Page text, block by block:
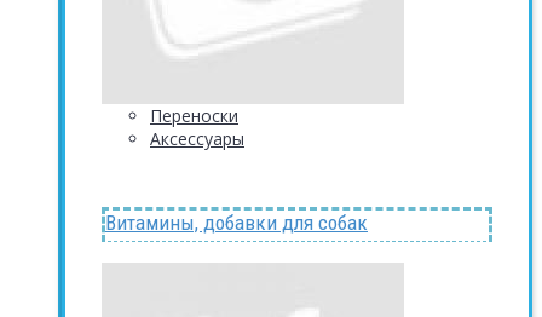
Переноски
Аксессуары
Витамины, добавки для собак